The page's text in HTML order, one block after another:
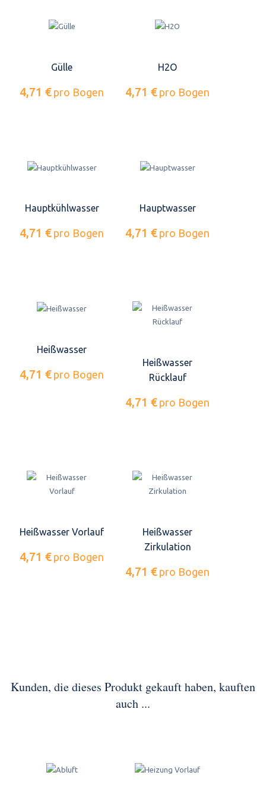
Gülle
4,71 € pro Bogen
H2O
4,71 € pro Bogen
Hauptkühlwasser
4,71 € pro Bogen
Hauptwasser
4,71 € pro Bogen
Heißwasser
4,71 € pro Bogen
Heißwasser
Rücklauf
4,71 € pro Bogen
Heißwasser Vorlauf
4,71 € pro Bogen
Heißwasser
Zirkulation
4,71 € pro Bogen
Kunden, die dieses Produkt gekauft haben, kauften
auch ...